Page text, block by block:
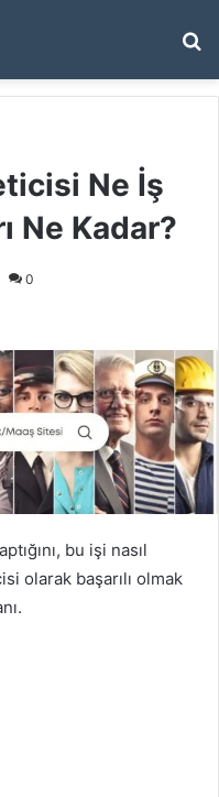
...
Ne İş
Ne Kadar?
0
bu işi nasıl
olarak başarılı olmak